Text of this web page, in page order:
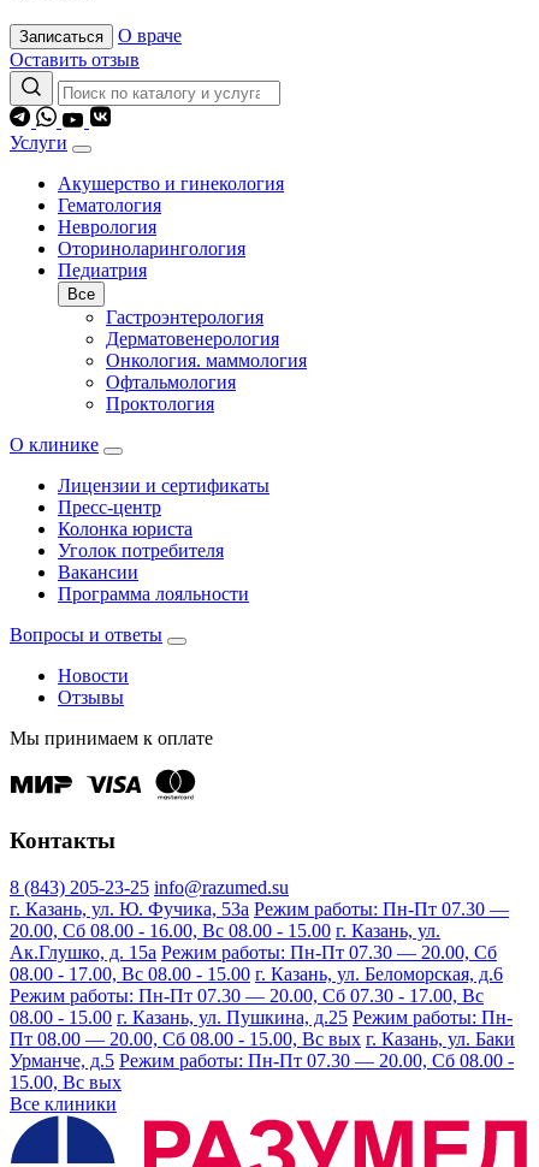
Записаться
О враче
Оставить отзыв
Услуги
Акушерство и гинекология
Гематология
Неврология
Оториноларингология
Педиатрия
Все
Гастроэнтерология
Дерматовенерология
Онкология. маммология
Офтальмология
Проктология
О клинике
Лицензии и сертификаты
Пресс-центр
Колонка юриста
Уголок потребителя
Вакансии
Программа лояльности
Вопросы и ответы
Новости
Отзывы
Мы принимаем к оплате
Контакты
8 (843) 205-23-25 info@razumed.su
г. Казань, ул. Ю. Фучика, 53а Режим работы: Пн-Пт 07.30 —
20.00, Сб 08.00 - 16.00, Вс 08.00 - 15.00 г. Казань, ул.
Ак.Глушко, д. 15а Режим работы: Пн-Пт 07.30 — 20.00, Сб
08.00 - 17.00, Вс 08.00 - 15.00 г. Казань, ул. Беломорская, д.6
Режим работы: Пн-Пт 07.30 — 20.00, Сб 07.30 - 17.00, Вс
08.00 - 15.00 г. Казань, ул. Пушкина, д.25 Режим работы: Пн-
Пт 08.00 — 20.00, Сб 08.00 - 15.00, Вс вых г. Казань, ул. Баки
Урманче, д.5 Режим работы: Пн-Пт 07.30 — 20.00, Сб 08.00 -
15.00, Вс вых
Все клиники